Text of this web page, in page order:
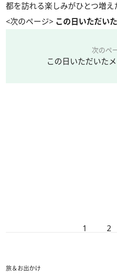
都を訪れる楽しみがひとつ増え
<次のページ> この日いただい
次のペ
この日いただいた
1 2
旅＆お出かけ